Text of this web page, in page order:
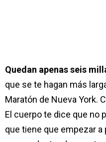
Quedan apenas seis
que se te hagan más
Maratón de Nueva York.
El cuerpo te dice que no
que tiene que empezar a